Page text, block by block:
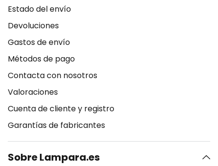
Estado del envío
Devoluciones
Gastos de envío
Métodos de pago
Contacta con nosotros
Valoraciones
Cuenta de cliente y registro
Garantías de fabricantes
Sobre Lampara.es